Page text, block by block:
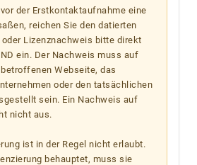
der Erstkontaktaufnahme eine
reichen Sie den datierten
Lizenznachweis bitte direkt
ein. Der Nachweis muss auf
Webseite, das
oder den tatsächlichen
sein. Ein Nachweis auf
nicht aus.
ist in der Regel nicht erlaubt.
behauptet, muss sie